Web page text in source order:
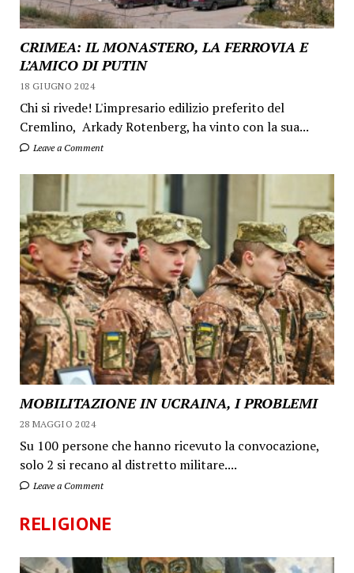
CRIMEA: IL MONASTERO, LA FERROVIA E
L’AMICO DI PUTIN
18 GIUGNO 2024
Chi si rivede! L'impresario edilizio preferito del
Cremlino, Arkady Rotenberg, ha vinto con la sua...
Leave a Comment
MOBILITAZIONE IN UCRAINA, I PROBLEMI
28 MAGGIO 2024
Su 100 persone che hanno ricevuto la convocazione,
solo 2 si recano al distretto militare....
Leave a Comment
RELIGIONE